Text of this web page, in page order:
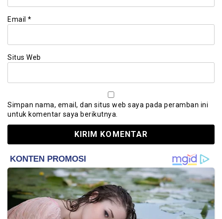
Email *
Situs Web
Simpan nama, email, dan situs web saya pada peramban ini
untuk komentar saya berikutnya.